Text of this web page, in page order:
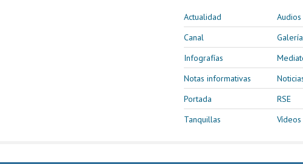
Actualidad
Audios
Canal
Infografías
Notas informativas
Portada
RSE
Tanquillas
Vídeos